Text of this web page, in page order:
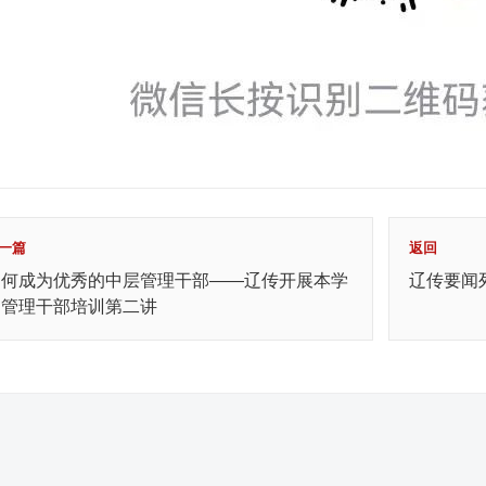
篇
成为优秀的中层管理干部——辽传开展本学
理干部培训第二讲
返回
辽传要闻